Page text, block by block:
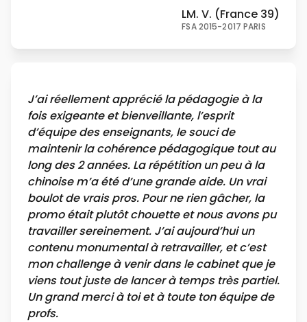
LM. V. (France 39)
FSA 2015-2017 PARIS
J’ai réellement apprécié la pédagogie à la
fois exigeante et bienveillante, l’esprit
d’équipe des enseignants, le souci de
maintenir la cohérence pédagogique tout au
long des 2 années. La répétition un peu à la
chinoise m’a été d’une grande aide. Un vrai
boulot de vrais pros. Pour ne rien gâcher, la
promo était plutôt chouette et nous avons pu
travailler sereinement. J’ai aujourd’hui un
contenu monumental à retravailler, et c’est
mon challenge à venir dans le cabinet que je
viens tout juste de lancer à temps très partiel.
Un grand merci à toi et à toute ton équipe de
profs.